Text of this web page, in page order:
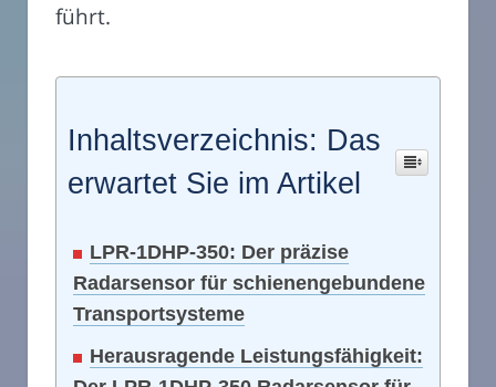
führt.
Inhaltsverzeichnis: Das
erwartet Sie im Artikel
LPR-1DHP-350: Der präzise
Radarsensor für schienengebundene
Transportsysteme
Herausragende Leistungsfähigkeit: